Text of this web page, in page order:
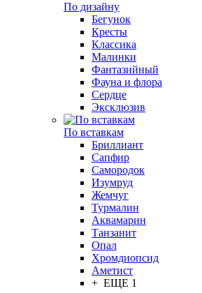
По дизайну
Бегунок
Кресты
Классика
Малинки
Фантазийный
Фауна и флора
Сердце
Эксклюзив
По вставкам
Бриллиант
Сапфир
Самородок
Изумруд
Жемчуг
Турмалин
Аквамарин
Танзанит
Опал
Хромдиопсид
Аметист
+ ЕЩЕ 1